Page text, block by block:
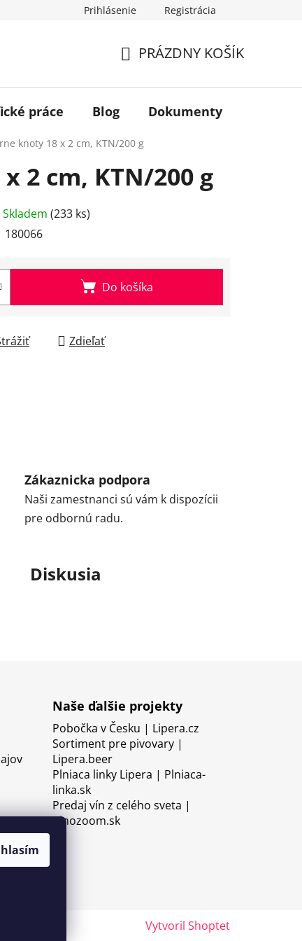
Prihlásenie Registrácia
KOŠÍK
PRÁZDNY KOŠÍK
práce Blog Dokumenty
knoty 18 x 2 cm, KTN/200 g
2 cm, KTN/200 g
Skladem (233 ks)
180066
Do košíka
Zdieľať
Zákaznicka podpora
Naši zamestnanci sú vám k dispozícii
pre odbornú radu.
Diskusia
Naše ďalšie projekty
Pobočka v Česku | Lipera.cz
Sortiment pre pivovary |
Lipera.beer
Plniaca linky Lipera | Plniaca-
linka.sk
Predaj vín z celého sveta |
Vinozoom.sk
Vytvoril Shoptet